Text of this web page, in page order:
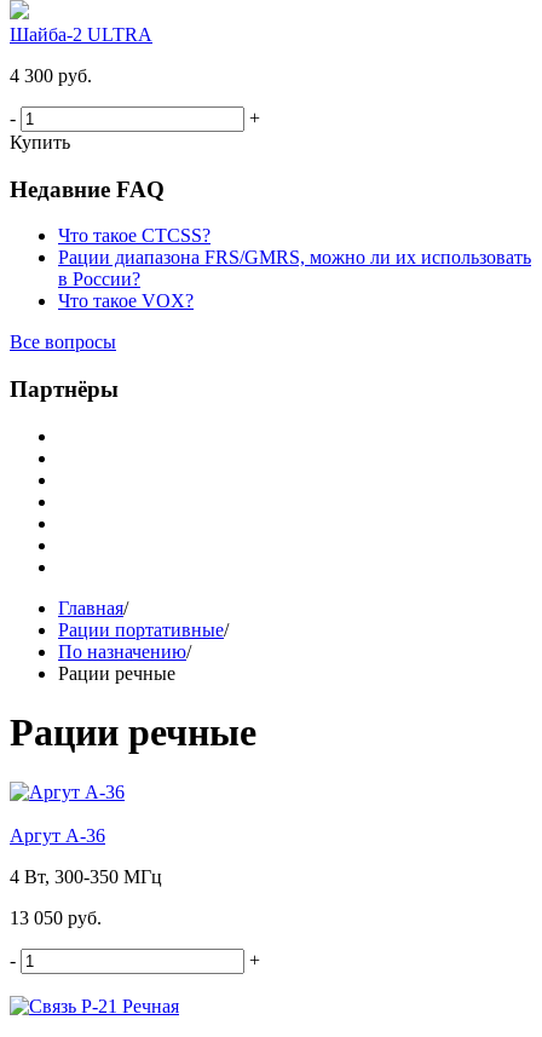
Шайба-2 ULTRA
4 300 руб.
-
+
Купить
Недавние FAQ
Что такое CTCSS?
Рации диапазона FRS/GMRS, можно ли их использовать
в России?
Что такое VOX?
Все вопросы
Партнёры
Главная/
Рации портативные/
По назначению/
Рации речные
Рации речные
Аргут А-36
4 Вт, 300-350 МГц
13 050 руб.
- +